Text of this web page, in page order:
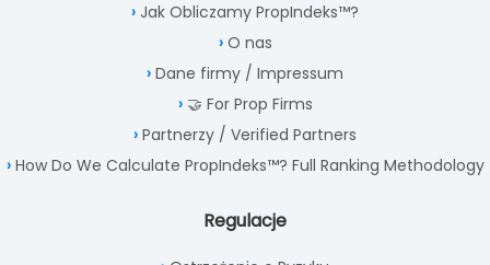
Jak Obliczamy PropIndeks™?
O nas
Dane firmy / Impressum
🤝 For Prop Firms
Partnerzy / Verified Partners
How Do We Calculate PropIndeks™? Full Ranking Methodology
Regulacje